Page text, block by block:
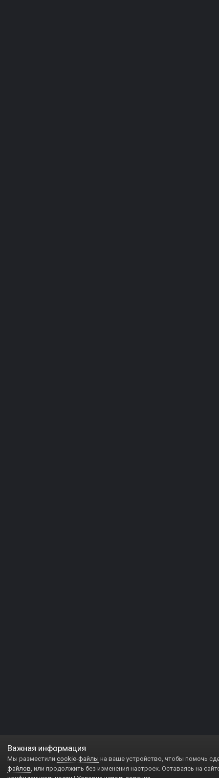
Важная информация
Мы разместили cookie-файлы на ваше устройство, чтобы помочь
файлов, или продолжить без изменения настроек. Оставаясь на